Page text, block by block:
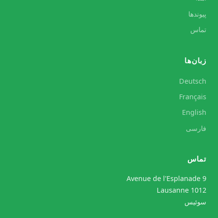
پیوندها
تماس
زبان‌ها
Deutsch
Français
English
فارسی
تماس
Avenue de l'Esplanade 9
1012 Lausanne
سوئیس